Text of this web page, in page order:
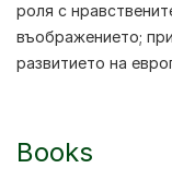
роля с
въображението;
развитието на
Books